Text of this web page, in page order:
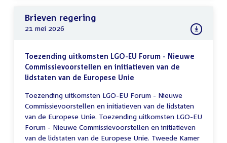
Brieven regering
21 mei 2026
Toezending uitkomsten LGO-EU Forum - Nieuwe
Commissievoorstellen en initiatieven van de
lidstaten van de Europese Unie
Toezending uitkomsten LGO-EU Forum - Nieuwe
Commissievoorstellen en initiatieven van de lidstaten
van de Europese Unie. Toezending uitkomsten LGO-EU
Forum - Nieuwe Commissievoorstellen en initiatieven
van de lidstaten van de Europese Unie. Tweede Kamer